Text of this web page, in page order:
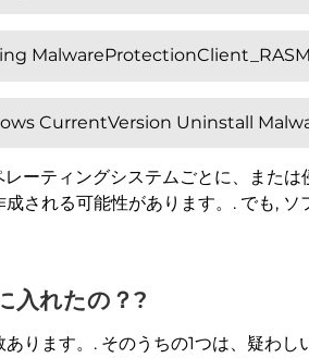
CurrentVersion Uninstall
ーティングシステムごとに、また
される可能性があります。. でも,
入れたの？?
ります。. そのうちの1つは、疑わ